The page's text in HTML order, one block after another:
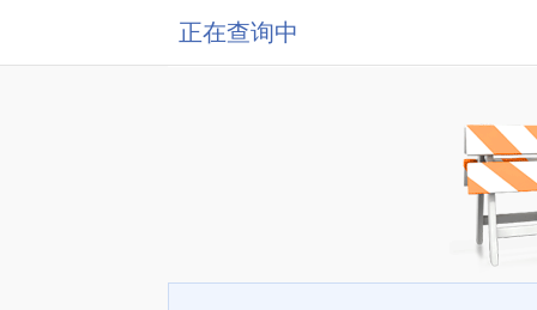
正在查询中